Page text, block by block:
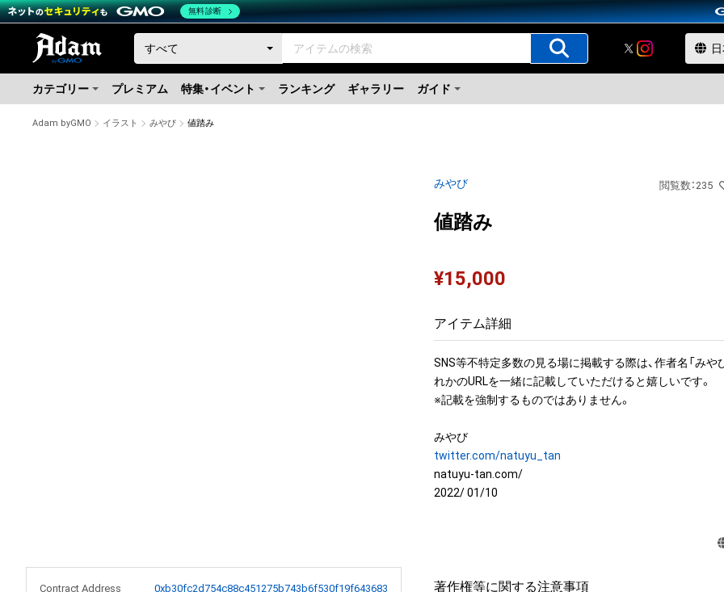
カテゴリー プレミアム 特集・イベント ランキング ギャラリー ガイド
Adam byGMO イラスト みやび 値踏み
Contract Address
0xb30fc2d754c88c451275b743b6f530f19f643683
みやび 閲覧数 ： 235
値踏み
¥15,000
アイテム詳細
SNS等不特定多数の見る場に掲載する際は、作者名「みや
れかのURLを一緒に記載していただけると嬉しいです。
※記載を強制するものではありません。
twitter.com/natuyu_tan
natuyu-tan.com/
2022/ 01/10
著作権等に関する注意事項
無料診断